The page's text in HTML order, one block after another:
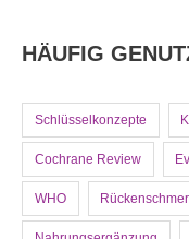
HÄUFIG
Schlüsselkonzepte
Cochrane Review
WHO